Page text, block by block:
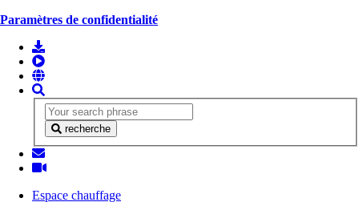
Paramètres de confidentialité
recherche
Espace chauffage